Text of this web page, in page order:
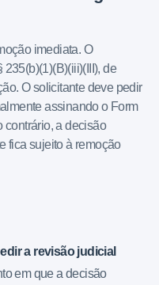
imediata. O
de
O solicitante deve pedir
assinando o Form
contrário, a decisão
fica sujeito à remoção
a revisão judicial
em que a decisão